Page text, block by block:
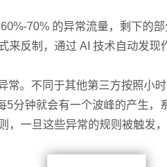
70% 的异常流量，剩下的
来反制，通过 AI 技术自动发
常。不同于其他第三方按照小
分钟就会有一个波峰的产生
，一旦这些异常的规则被触发